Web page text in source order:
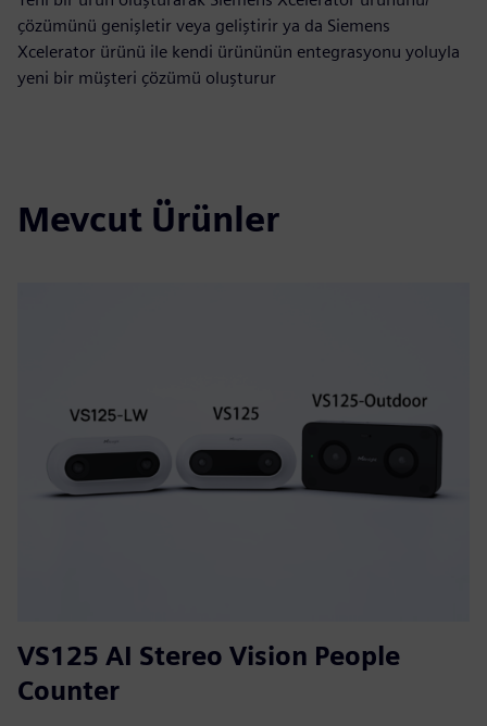
çözümünü genişletir veya geliştirir ya da Siemens
Xcelerator ürünü ile kendi ürününün entegrasyonu yoluyla
yeni bir müşteri çözümü oluşturur
Mevcut Ürünler
VS125 AI Stereo Vision People
Counter